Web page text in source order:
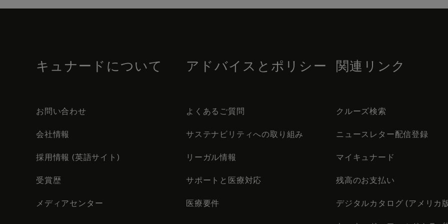
キュナードについて
お問い合わせ
会社情報
採用情報 (英語サイト)
受賞歴
メディアセンター
アドバイスとポリシー
よくあるご質問
サステナビリティへの取り組み
リーガル情報
サポートと医療対応
医療要件
関連リンク
クルーズ検索
ニュースレター配信登録
マイキュナード
残高のお支払い
デジタルカタログ (アメリカ